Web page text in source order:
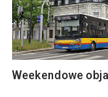
Weekendowe